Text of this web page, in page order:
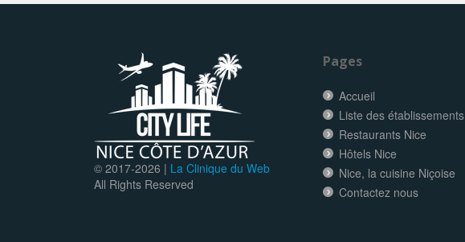
© 2017-2026 | La Clinique du Web
All Rights Reserved
Pages
Accueil
Liste des établissements
Restaurants Nice
Hôtels Nice
Nice, la cuisine Niçoise
Contactez nous